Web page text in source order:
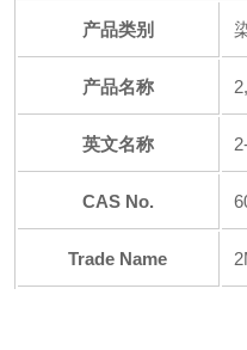
产品类别
产品名称
英文名称
CAS No.
Trade Name